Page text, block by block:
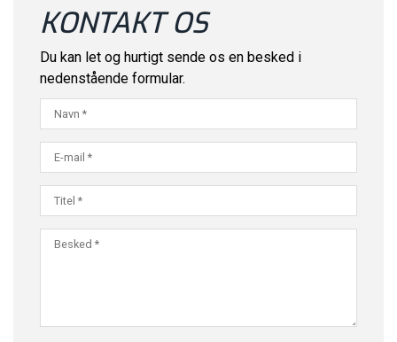
KONTAKT OS
Du kan let og hurtigt sende os en besked i
nedenstående formular.